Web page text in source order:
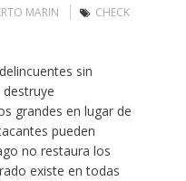
MARIN
CHECK
sin
grandes en lugar de
pueden
no restaura los
existe en todas